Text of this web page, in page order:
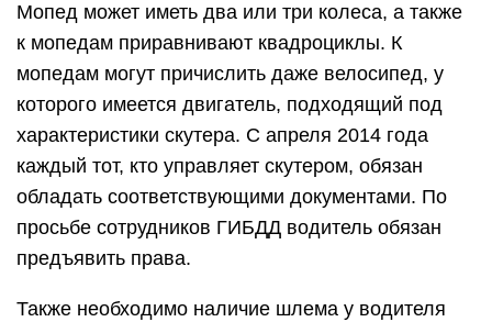
Мопед может иметь два или три колеса, а также
к мопедам приравнивают квадроциклы. К
мопедам могут причислить даже велосипед, у
которого имеется двигатель, подходящий под
характеристики скутера. С апреля 2014 года
каждый тот, кто управляет скутером, обязан
обладать соответствующими документами. По
просьбе сотрудников ГИБДД водитель обязан
предъявить права.
Также необходимо наличие шлема у водителя